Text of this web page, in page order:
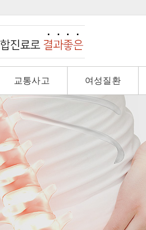
교통사고
교통사고 입원치료
산재진료
여성질환
생리통&생리불순
산전&산후
다낭성난소증후군